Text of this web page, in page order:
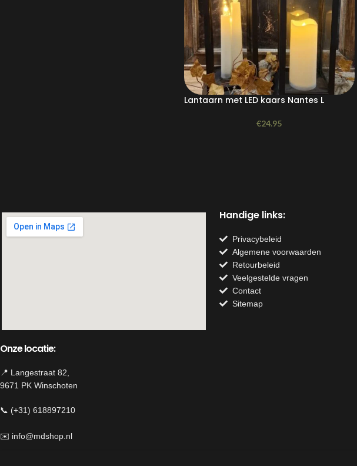
Lantaarn met LED kaars Nantes L
€24.95
Onze locatie:
📍 Langestraat 82,
9671 PK Winschoten
📞 (+31) 618897210
✉️ info@mdshop.nl
Handige links:
Privacybeleid
Algemene voorwaarden
Retourbeleid
Veelgestelde vragen
Contact
Sitemap